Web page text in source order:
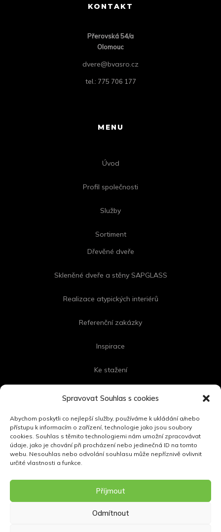
Spravovat Souhlas s cookies
Abychom poskytli co nejlepší služby, používáme k ukládání a/nebo
přístupu k informacím o zařízení, technologie jako jsou soubory
cookies. Souhlas s těmito technologiemi nám umožní zpracovávat
údaje, jako je chování při procházení nebo jedinečná ID na tomto
webu. Nesouhlas nebo odvolání souhlasu může nepříznivě ovlivnit
určité vlastnosti a funkce.
Příjmout
Odmítnout
KONTAKT
Přerovská 54/a
Olomouc
dvere@bvasro.cz
tel.: 775 706 177
MENU
Úvod
Profil společnosti
Služby
Sortiment
Dřevěné dveře
Skleněné dveře a stěny SAPGLASS
Realizace atypických interiérů
Referenční zakázky
Inspirace
Ke stažení
Kontakt
FOLLOW US